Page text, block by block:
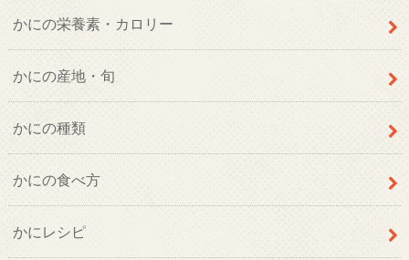
かにの栄養素・カロリー
かにの産地・旬
かにの種類
かにの食べ方
かにレシピ